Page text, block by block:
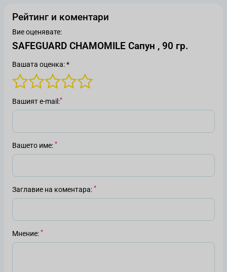
Рейтинг и коментари
Вие оценявате:
SAFEGUARD CHAMOMILE Сапун , 90 гр.
Вашата оценка: *
Вашият е-mail
Вашето име
Заглавие на коментара
Мнение